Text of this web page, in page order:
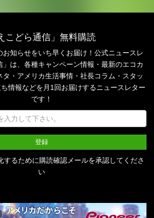
こどら通信」無料購読
お知らせをいち早くお届け！公式ニュースレ
は、 各種キャンペーン情報・最新のエコカ
・アメリカ生活事情・社長コラム・ スタッ
情報などを月1回お届けするニュースレター
です！
するために購読確認メールを承認してくださ
い